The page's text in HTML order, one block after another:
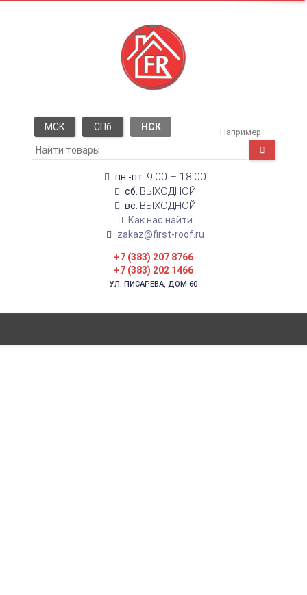
МСК СПб НСК Например:
пн.-пт. 9:00 – 18:00
сб. ВЫХОДНОЙ
вс. ВЫХОДНОЙ
Как нас найти
zakaz@first-roof.ru
+7 (383) 207 8766
+7 (383) 202 1466
УЛ. ПИСАРЕВА, ДОМ 60